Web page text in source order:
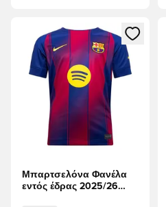
Ανοίγει ένα Modal για να
Μπαρτσελόνα Φανέλα
εντός έδρας 2025/26